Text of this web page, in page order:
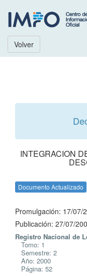
Volver
INTEGRACION
Documento Actualizado
Promulgación: 17/07/
Publicación: 27/07/
Registro Nacional de
Tomo: 1
Semestre: 2
Año: 2000
Página: 52